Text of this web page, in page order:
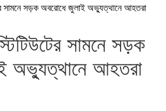
সামনে সড়ক অবরোধে জুলাই অভ্যুত্থানে আহতরা
সামনে সড়ক
অভ্যুত্থানে আহতরা